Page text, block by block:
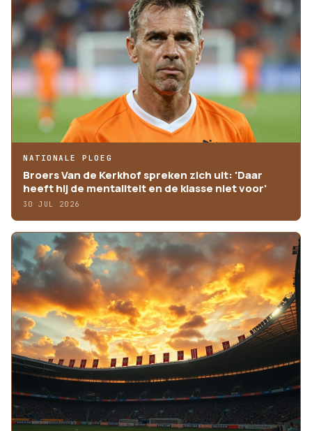
NATIONALE PLOEG
Broers Van de Kerkhof spreken zich uit: 'Daar
heeft hij de mentaliteit en de klasse niet voor'
30 JUL 2026